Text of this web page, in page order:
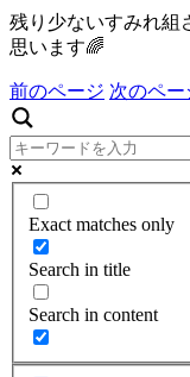
残り少ないすみれ組
思います🌈
前のページ 次のペー
Exact matches only
Search in title
Search in content